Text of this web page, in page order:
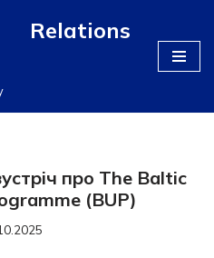
про The Baltic
(BUP)